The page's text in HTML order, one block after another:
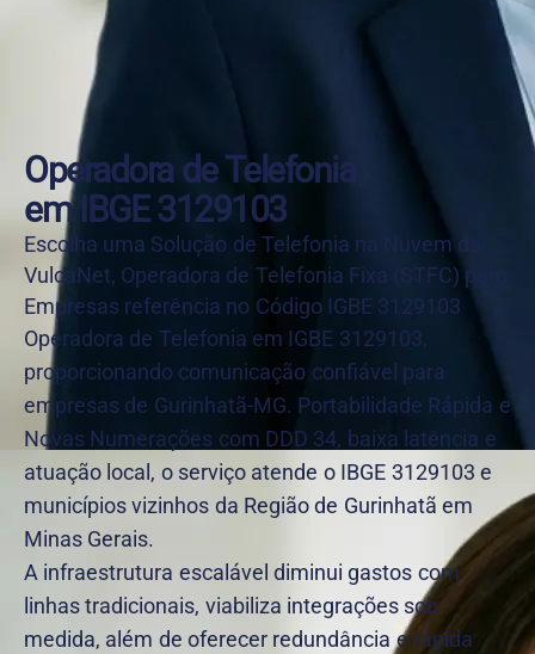
Operadora de Telefonia
em IBGE 3129103
Escolha uma Solução de Telefonia na Nuvem da
VulcaNet, Operadora de Telefonia Fixa (STFC) para
Empresas referência no Código IGBE 3129103
Operadora de Telefonia em IGBE 3129103,
proporcionando comunicação confiável para
empresas de Gurinhatã-MG. Portabilidade Rápida e
Novas Numerações com DDD 34, baixa latência e
atuação local, o serviço atende o IBGE 3129103 e
municípios vizinhos da Região de Gurinhatã em
Minas Gerais.
A infraestrutura escalável diminui gastos com
linhas tradicionais, viabiliza integrações sob
medida, além de oferecer redundância e rápida